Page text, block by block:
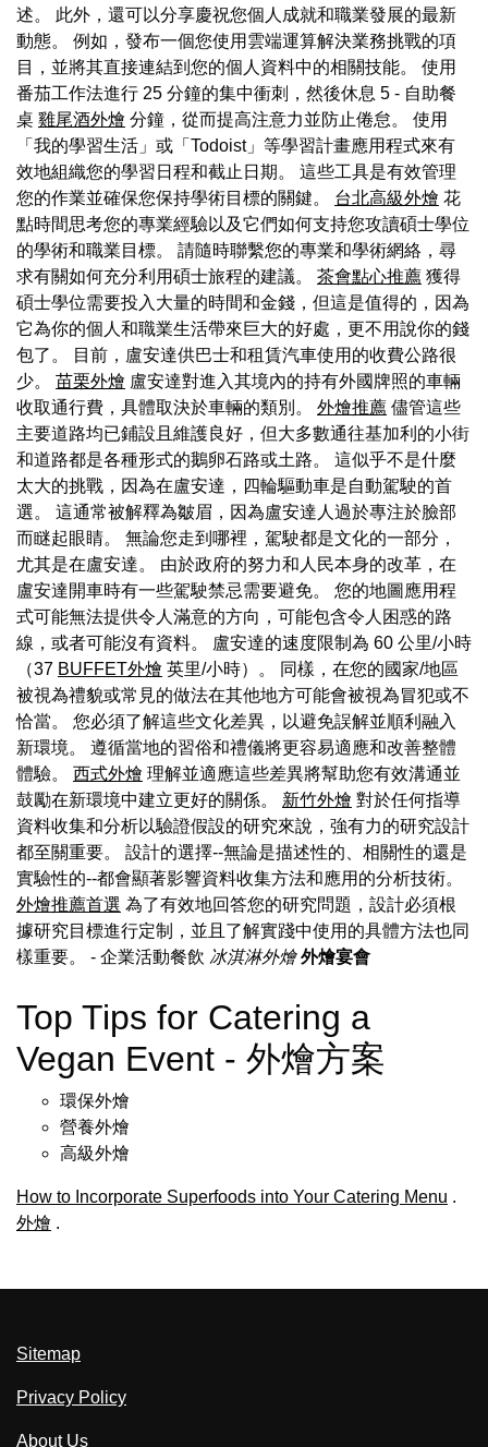
述。 此外，還可以分享慶祝您個人成就和職業發展的最新
動態。 例如，發布一個您使用雲端運算解決業務挑戰的項
目，並將其直接連結到您的個人資料中的相關技能。 使用
番茄工作法進行 25 分鐘的集中衝刺，然後休息 5 - 自助餐
桌 雞尾酒外燴 分鐘，從而提高注意力並防止倦怠。 使用
「我的學習生活」或「Todoist」等學習計畫應用程式來有
效地組織您的學習日程和截止日期。 這些工具是有效管理
您的作業並確保您保持學術目標的關鍵。 台北高級外燴 花
點時間思考您的專業經驗以及它們如何支持您攻讀碩士學位
的學術和職業目標。 請隨時聯繫您的專業和學術網絡，尋
求有關如何充分利用碩士旅程的建議。 茶會點心推薦 獲得
碩士學位需要投入大量的時間和金錢，但這是值得的，因為
它為你的個人和職業生活帶來巨大的好處，更不用說你的錢
包了。 目前，盧安達供巴士和租賃汽車使用的收費公路很
少。 苗栗外燴 盧安達對進入其境內的持有外國牌照的車輛
收取通行費，具體取決於車輛的類別。 外燴推薦 儘管這些
主要道路均已鋪設且維護良好，但大多數通往基加利的小街
和道路都是各種形式的鵝卵石路或土路。 這似乎不是什麼
太大的挑戰，因為在盧安達，四輪驅動車是自動駕駛的首
選。 這通常被解釋為皺眉，因為盧安達人過於專注於臉部
而瞇起眼睛。 無論您走到哪裡，駕駛都是文化的一部分，
尤其是在盧安達。 由於政府的努力和人民本身的改革，在
盧安達開車時有一些駕駛禁忌需要避免。 您的地圖應用程
式可能無法提供令人滿意的方向，可能包含令人困惑的路
線，或者可能沒有資料。 盧安達的速度限制為 60 公里/小時
（37 BUFFET外燴 英里/小時）。 同樣，在您的國家/地區
被視為禮貌或常見的做法在其他地方可能會被視為冒犯或不
恰當。 您必須了解這些文化差異，以避免誤解並順利融入
新環境。 遵循當地的習俗和禮儀將更容易適應和改善整體
體驗。 西式外燴 理解並適應這些差異將幫助您有效溝通並
鼓勵在新環境中建立更好的關係。 新竹外燴 對於任何指導
資料收集和分析以驗證假設的研究來說，強有力的研究設計
都至關重要。 設計的選擇--無論是描述性的、相關性的還是
實驗性的--都會顯著影響資料收集方法和應用的分析技術。
外燴推薦首選 為了有效地回答您的研究問題，設計必須根
據研究目標進行定制，並且了解實踐中使用的具體方法也同
樣重要。 - 企業活動餐飲 冰淇淋外燴 外燴宴會
Top Tips for Catering a
Vegan Event - 外燴方案
環保外燴
營養外燴
高級外燴
How to Incorporate Superfoods into Your Catering Menu .
外燴 .
Sitemap
Privacy Policy
About Us